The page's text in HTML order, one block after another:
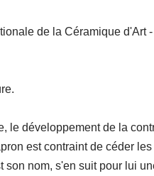
de la Céramique d'Art
le développement de la
est contraint de céder
son nom, s'en suit pour lui